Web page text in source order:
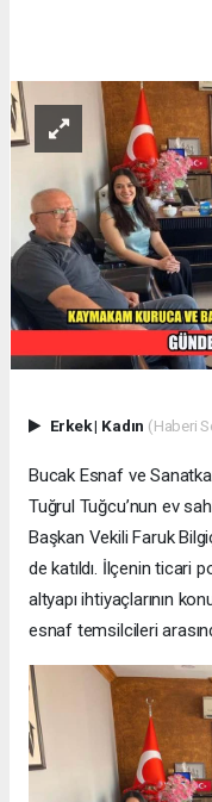
Erkek| Kadın (Haberi
Bucak Esnaf ve
Tuğrul Tuğcu’nun ev
Başkan Vekili Faruk
de katıldı. İlçenin ticari
altyapı ihtiyaçlarının
esnaf temsilcileri